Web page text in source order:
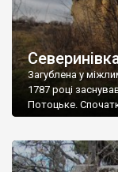
Загублена у
1787 році
Потоцьке.
вдалому
містечко із
церкву, костел і